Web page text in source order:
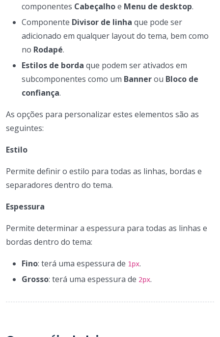
componentes Cabeçalhoe Menu de desktop.
Componente Divisor de linha que pode ser
adicionado em qualquer layout do tema, bem como
no Rodapé.
Estilos de borda que podem ser ativados em
subcomponentes como um Bannerou Bloco de
confiança.
As opções para personalizar estes elementos são as
seguintes:
Estilo
Permite definir o estilo para todas as linhas, bordas e
separadores dentro do tema.
Espessura
Permite determinar a espessura para todas as linhas e
bordas dentro do tema:
Fino: terá uma espessura de 1px.
Grosso: terá uma espessura de 2px.